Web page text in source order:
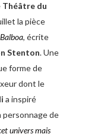
Théâtre du
la pièce
, écrite
Stenton. Une
forme de
dont le
a inspiré
personnage de
univers mais